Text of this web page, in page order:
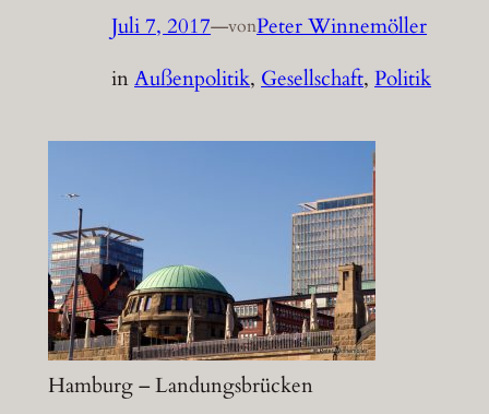
Juli 7, 2017—vonPeter Winnemöller
inAußenpolitik, Gesellschaft, Politik
Hamburg – Landungsbrücken